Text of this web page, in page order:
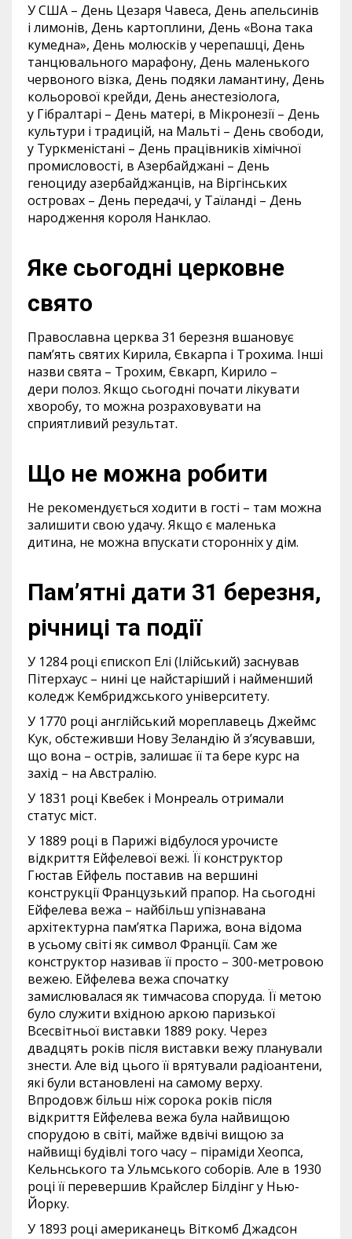
У США – День Цезаря Чавеса, День апельсинів
і лимонів, День картоплини, День «Вона така
кумедна», День молюсків у черепашці, День
танцювального марафону, День маленького
червоного візка, День подяки ламантину, День
кольорової крейди, День анестезіолога,
у Гібралтарі – День матері, в Мікронезії – День
культури і традицій, на Мальті – День свободи,
у Туркменістані – День працівників хімічної
промисловості, в Азербайджані – День
геноциду азербайджанців, на Віргінських
островах – День передачі, у Таїланді – День
народження короля Нанклао.
Яке сьогодні церковне
свято
Православна церква 31 березня вшановує
пам’ять святих Кирила, Євкарпа і Трохима. Інші
назви свята – Трохим, Євкарп, Кирило –
дери полоз. Якщо сьогодні почати лікувати
хворобу, то можна розраховувати на
сприятливий результат.
Що не можна робити
Не рекомендується ходити в гості – там можна
залишити свою удачу. Якщо є маленька
дитина, не можна впускати сторонніх у дім.
Пам’ятні дати 31 березня,
річниці та події
У 1284 році єпископ Елі (Ілійський) заснував
Пітерхаус – нині це найстаріший і найменший
коледж Кембриджського університету.
У 1770 році англійський мореплавець Джеймс
Кук, обстеживши Нову Зеландію й з’ясувавши,
що вона – острів, залишає її та бере курс на
захід – на Австралію.
У 1831 році Квебек і Монреаль отримали
статус міст.
У 1889 році в Парижі відбулося урочисте
відкриття Ейфелевої вежі. Її конструктор
Гюстав Ейфель поставив на вершині
конструкції Французький прапор. На сьогодні
Ейфелева вежа – найбільш упізнавана
архітектурна пам’ятка Парижа, вона відома
в усьому світі як символ Франції. Сам же
конструктор називав її просто – 300-метровою
вежею. Ейфелева вежа спочатку
замислювалася як тимчасова споруда. Її метою
було служити вхідною аркою паризької
Всесвітньої виставки 1889 року. Через
двадцять років після виставки вежу планували
знести. Але від цього її врятували радіоантени,
які були встановлені на самому верху.
Впродовж більш ніж сорока років після
відкриття Ейфелева вежа була найвищою
спорудою в світі, майже вдвічі вищою за
найвищі будівлі того часу – піраміди Хеопса,
Кельнського та Ульмського соборів. Але в 1930
році її перевершив Крайслер Білдінг у Нью-
Йорку.
У 1893 році американець Віткомб Джадсон